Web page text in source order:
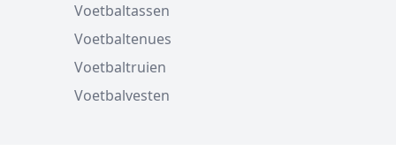
Voetbaltassen
Voetbaltenues
Voetbaltruien
Voetbalvesten